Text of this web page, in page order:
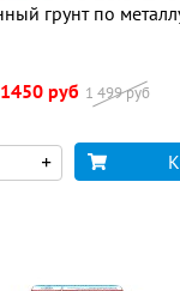
грунт по
1450 руб 1 499 руб